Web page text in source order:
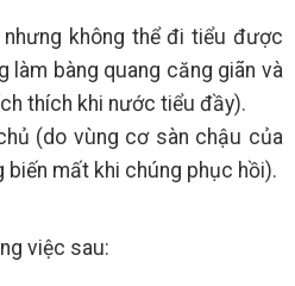
không thể đi tiểu được
làm bàng quang căng giãn và
thích khi nước tiểu đầy).
(do vùng cơ sàn chậu của
biến mất khi chúng phục hồi).
việc sau: